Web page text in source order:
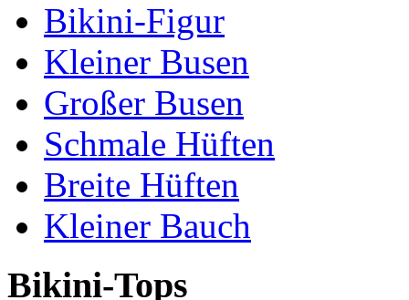
Bikini-Figur
Kleiner Busen
Großer Busen
Schmale Hüften
Breite Hüften
Kleiner Bauch
Bikini-Tops